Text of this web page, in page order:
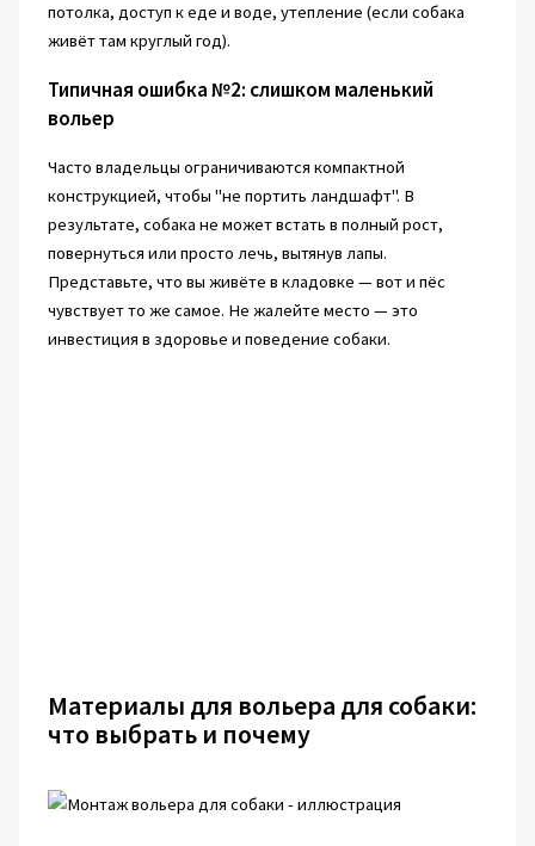
потолка, доступ к еде и воде, утепление (если собака
живёт там круглый год).
Типичная ошибка №2: слишком маленький
вольер
Часто владельцы ограничиваются компактной
конструкцией, чтобы "не портить ландшафт". В
результате, собака не может встать в полный рост,
повернуться или просто лечь, вытянув лапы.
Представьте, что вы живёте в кладовке — вот и пёс
чувствует то же самое. Не жалейте место — это
инвестиция в здоровье и поведение собаки.
Материалы для вольера для собаки:
что выбрать и почему